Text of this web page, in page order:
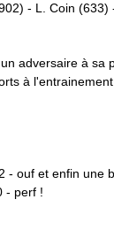
- L. Coin (633)
adversaire à sa
à
- ouf et enfin une
- perf !